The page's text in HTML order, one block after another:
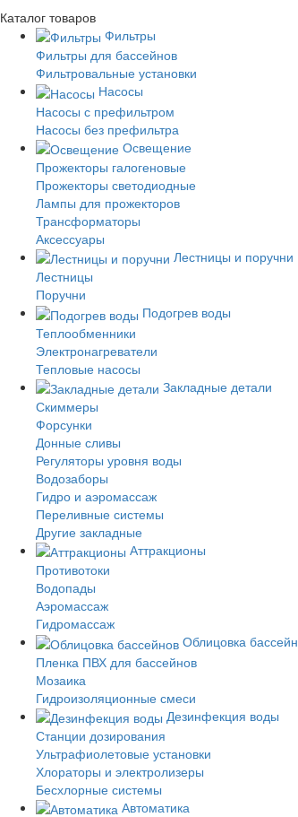
Каталог товаров
Фильтры
Фильтры для бассейнов
Фильтровальные установки
Насосы
Насосы с префильтром
Насосы без префильтра
Освещение
Прожекторы галогеновые
Прожекторы светодиодные
Лампы для прожекторов
Трансформаторы
Аксессуары
Лестницы и поручни
Лестницы
Поручни
Подогрев воды
Теплообменники
Электронагреватели
Тепловые насосы
Закладные детали
Скиммеры
Форсунки
Донные сливы
Регуляторы уровня воды
Водозаборы
Гидро и аэромассаж
Переливные системы
Другие закладные
Аттракционы
Противотоки
Водопады
Аэромассаж
Гидромассаж
Облицовка
Пленка ПВХ для бассейнов
Мозаика
Гидроизоляционные смеси
Дезинфекция воды
Станции дозирования
Ультрафиолетовые установки
Хлораторы и электролизеры
Бесхлорные системы
Автоматика